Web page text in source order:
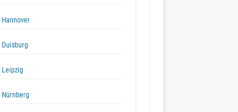
Hannover
Duisburg
Leipzig
Nürnberg